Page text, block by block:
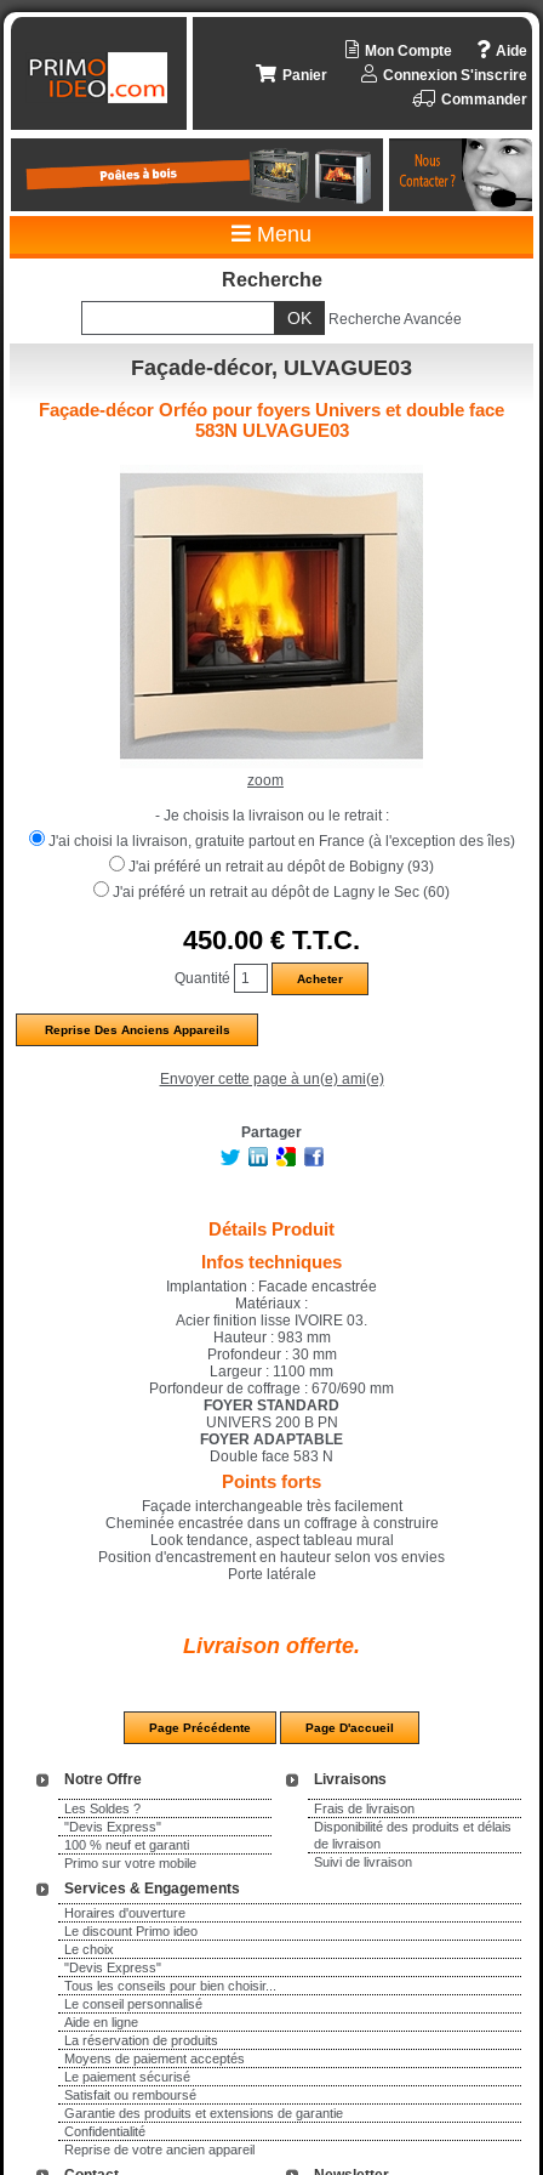
Aide
Mon Compte
Connexion S'inscrire
Panier
Commander
Menu
Notre Offre
Les Soldes ?
"Devis Express"
100 % neuf et garanti
Primo sur votre mobile
Livraisons
Frais de livraison
Disponibilité des produits et délais
de livraison
Suivi de livraison
Services & Engagements
Horaires d'ouverture
Le discount Primo ideo
Le choix
"Devis Express"
Tous les conseils pour bien choisir...
Le conseil personnalisé
Aide en ligne
La réservation de produits
Moyens de paiement acceptés
Le paiement sécurisé
Satisfait ou remboursé
Garantie des produits et extensions de garantie
Confidentialité
Reprise de votre ancien appareil
Recherche
Recherche Avancée
Façade-décor, ULVAGUE03
Façade-décor Orféo pour foyers Univers et double face
583N ULVAGUE03
zoom
- Je choisis la livraison ou le retrait :
J'ai choisi la livraison, gratuite partout en France (à l'exception des îles)
J'ai préféré un retrait au dépôt de Bobigny (93)
J'ai préféré un retrait au dépôt de Lagny le Sec (60)
450.00 € T.T.C.
Quantité
Reprise Des Anciens Appareils
Envoyer cette page à un(e) ami(e)
Partager
Détails Produit
Infos techniques
Implantation : Facade encastrée
Matériaux :
Acier finition lisse IVOIRE 03.
Hauteur : 983 mm
Profondeur : 30 mm
Largeur : 1100 mm
Porfondeur de coffrage : 670/690 mm
FOYER STANDARD
UNIVERS 200 B PN
FOYER ADAPTABLE
Double face 583 N
Points forts
Façade interchangeable très facilement
Cheminée encastrée dans un coffrage à construire
Look tendance, aspect tableau mural
Position d'encastrement en hauteur selon vos envies
Porte latérale
Livraison offerte.